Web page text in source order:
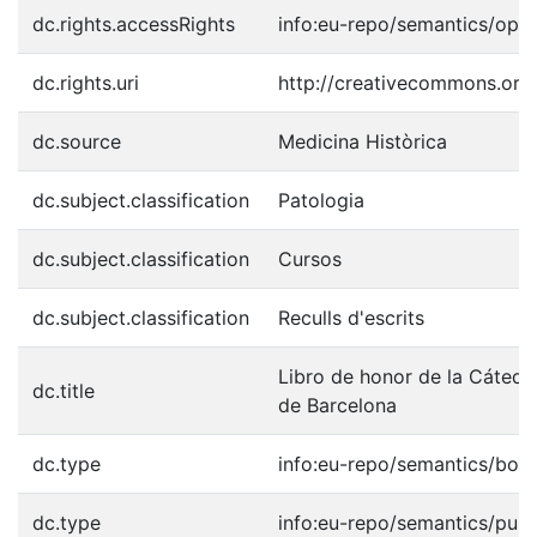
dc.rights.accessRights info:eu-repo/semantics/
dc.rights.uri http://
dc.source Medicina Històrica
dc.subject.classification Patologia
dc.subject.classification Cursos
dc.subject.classification Reculls d'escrits
dc.title
Libro de honor de la
de Barcelona
dc.type info:eu-repo/semantics/
dc.type info:eu-repo/semantics/